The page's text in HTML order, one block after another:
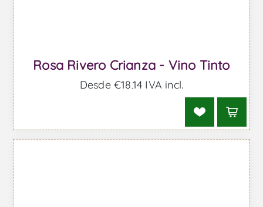
Rosa Rivero Crianza - Vino Tinto
Desde €18,14 IVA incl.